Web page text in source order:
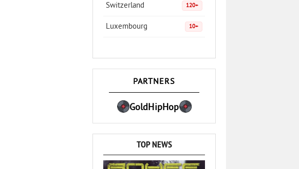
Switzerland 120+
Luxembourg 10+
PARTNERS
GoldHipHop
TOP NEWS